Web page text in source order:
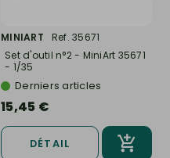
MINIART
Ref. 35671
Set d'outil n°2 - MiniArt 35671
- 1/35
Derniers articles
15,45 €
DÉTAIL